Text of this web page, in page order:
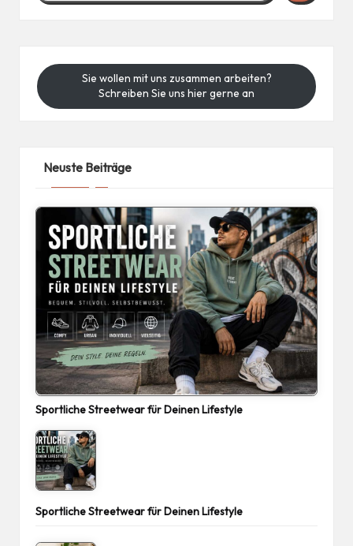
Sie wollen mit uns zusammen arbeiten?
Schreiben Sie uns hier gerne an
Neuste Beiträge
Sportliche Streetwear für Deinen Lifestyle
Sportliche Streetwear für Deinen Lifestyle